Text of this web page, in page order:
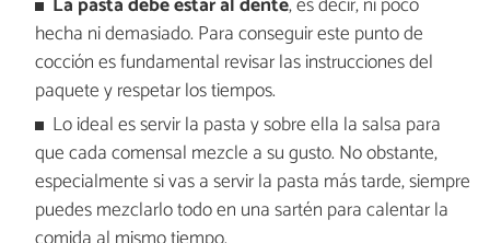
hecha ni demasiado. Para conseguir este punto de
cocción es fundamental revisar las instrucciones del
paquete y respetar los tiempos.
Lo ideal es servir la pasta y sobre ella la salsa para
que cada comensal mezcle a su gusto. No obstante,
especialmente si vas a servir la pasta más tarde, siempre
puedes mezclarlo todo en una sartén para calentar la